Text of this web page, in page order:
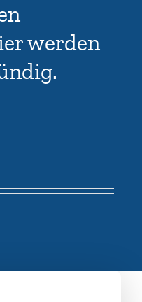
werden